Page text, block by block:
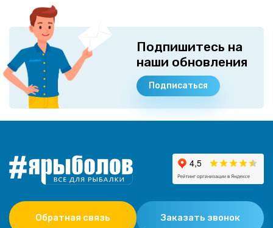
Подпишитесь на
наши обновления
Подписаться
Обратная связь Заказать звонок